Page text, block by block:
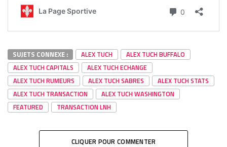
SUJETS CONNEXE : ALEX TUCH
ALEX TUCH BUFFALO
ALEX TUCH CAPITALS
ALEX TUCH ECHANGE
ALEX TUCH RUMEURS
ALEX TUCH SABRES
ALEX TUCH STATS
ALEX TUCH TRANSACTION
ALEX TUCH WASHINGTON
FEATURED
TRANSACTION LNH
CLIQUER POUR COMMENTER